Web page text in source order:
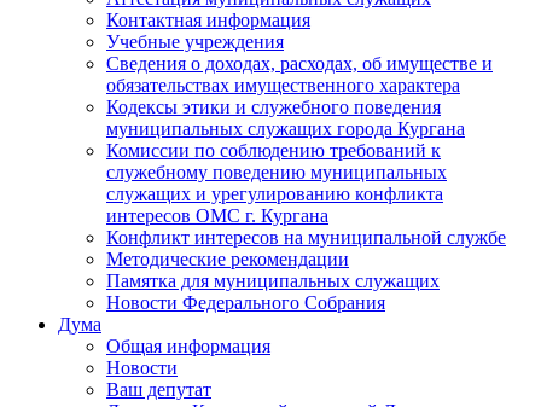
Контактная информация
Учебные учреждения
Сведения о доходах, расходах, об имуществе и
обязательствах имущественного характера
Кодексы этики и служебного поведения
муниципальных служащих города Кургана
Комиссии по соблюдению требований к
служебному поведению муниципальных
служащих и урегулированию конфликта
интересов ОМС г. Кургана
Конфликт интересов на муниципальной службе
Методические рекомендации
Памятка для муниципальных служащих
Новости Федерального Cобрания
Дума
Общая информация
Новости
Ваш депутат